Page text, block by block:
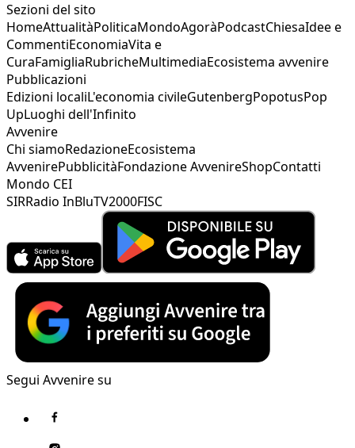
Sezioni del sito
HomeAttualitàPoliticaMondoAgoràPodcastChiesaIdee e
CommentiEconomiaVita e
CuraFamigliaRubricheMultimediaEcosistema avvenire
Pubblicazioni
Edizioni localiL'economia civileGutenbergPopotusPop
UpLuoghi dell'Infinito
Avvenire
Chi siamoRedazioneEcosistema
AvvenirePubblicitàFondazione AvvenireShopContatti
Mondo CEI
SIRRadio InBluTV2000FISC
Segui Avvenire su